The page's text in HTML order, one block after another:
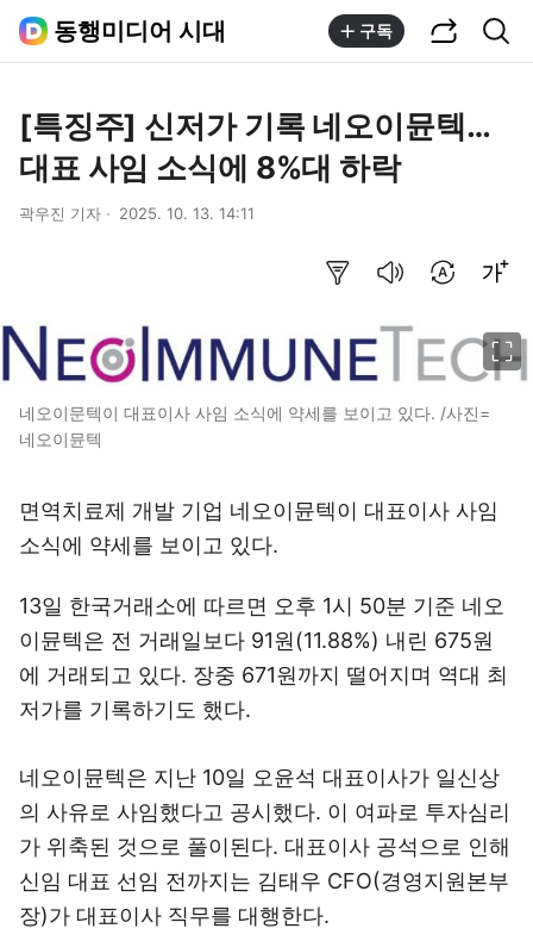
동행미디어 시대 구독
[특징주] 신저가 기록 네오이뮨텍…
대표 사임 소식에 8%대 하락
곽우진 기자 2025. 10. 13. 14:11
네오이문텍이 대표이사 사임 소식에 약세를 보이고 있다. /사진=
네오이뮨텍
면역치료제 개발 기업 네오이뮨텍이 대표이사 사임
소식에 약세를 보이고 있다.
13일 한국거래소에 따르면 오후 1시 50분 기준 네오
이뮨텍은 전 거래일보다 91원(11.88%) 내린 675원
에 거래되고 있다. 장중 671원까지 떨어지며 역대 최
저가를 기록하기도 했다.
네오이뮨텍은 지난 10일 오윤석 대표이사가 일신상
의 사유로 사임했다고 공시했다. 이 여파로 투자심리
가 위축된 것으로 풀이된다. 대표이사 공석으로 인해
신임 대표 선임 전까지는 김태우 CFO(경영지원본부
장)가 대표이사 직무를 대행한다.